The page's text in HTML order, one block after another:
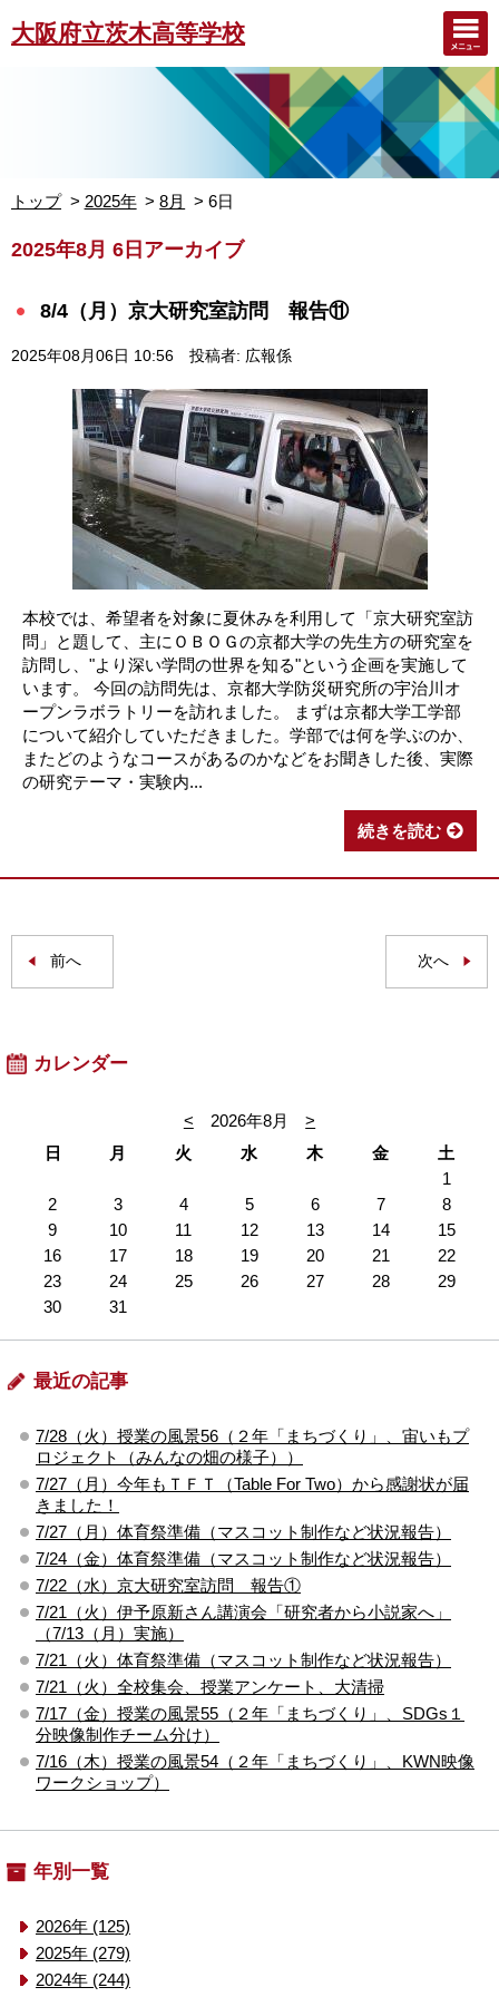
大阪府立茨木高等学校
トップ 2025年 8月 6日
2025年8月 6日アーカイブ
8/4（月）京大研究室訪問 報告⑪
2025年08月06日 10:56 投稿者: 広報係
本校では、希望者を対象に夏休みを利用して「京大研究室訪
問」と題して、主にＯＢＯＧの京都大学の先生方の研究室を
訪問し、"より深い学問の世界を知る"という企画を実施して
います。 今回の訪問先は、京都大学防災研究所の宇治川オ
ープンラボラトリーを訪れました。 まずは京都大学工学部
について紹介していただきました。学部では何を学ぶのか、
またどのようなコースがあるのかなどをお聞きした後、実際
の研究テーマ・実験内...
続きを読む
前へ 次へ
カレンダー
< 2026年8月
>
日
月 火 水 木 金
土
1
2
3 4 5 6 7
8
9
10 11 12 13 14
15
16
17 18 19 20 21
22
23
24 25 26 27 28
29
30
31
最近の記事
7/28（火）授業の風景56（２年「まちづくり」、宙いもプ
ロジェクト（みんなの畑の様子））
7/27（月）今年もＴＦＴ（Table For Two）から感謝状が届
きました！
7/27（月）体育祭準備（マスコット制作など状況報告）
7/24（金）体育祭準備（マスコット制作など状況報告）
7/22（水）京大研究室訪問 報告①
7/21（火）伊予原新さん講演会「研究者から小説家へ」
（7/13（月）実施）
7/21（火）体育祭準備（マスコット制作など状況報告）
7/21（火）全校集会、授業アンケート、大清掃
7/17（金）授業の風景55（２年「まちづくり」、SDGs１
分映像制作チーム分け）
7/16（木）授業の風景54（２年「まちづくり」、KWN映像
ワークショップ）
年別一覧
2026年 (125)
2025年 (279)
2024年 (244)